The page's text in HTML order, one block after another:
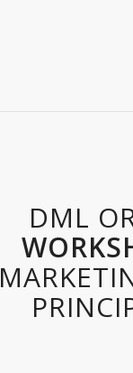
DML